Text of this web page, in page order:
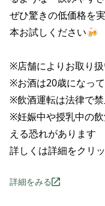
ぜひ驚きの低価格を
本お試しください🍻
※店舗によりお取り
※お酒は20歳になっ
※飲酒運転は法律で
※妊娠中や授乳中の
える恐れがあります
詳しくは詳細をクリ
詳細をみる